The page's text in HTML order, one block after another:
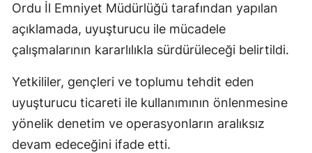
Ordu İl Emniyet Müdürlüğü tarafından yapılan
açıklamada, uyuşturucu ile mücadele
çalışmalarının kararlılıkla sürdürüleceği belirtildi.
Yetkililer, gençleri ve toplumu tehdit eden
uyuşturucu ticareti ile kullanımının önlenmesine
yönelik denetim ve operasyonların aralıksız
devam edeceğini ifade etti.